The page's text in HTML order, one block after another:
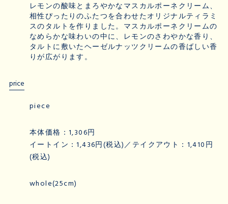
レモンの酸味とまろやかなマスカルポーネクリーム、
相性ぴったりのふたつを合わせたオリジナルティラミ
スのタルトを作りました。マスカルポーネクリームの
なめらかな味わいの中に、レモンのさわやかな香り、
タルトに敷いたヘーゼルナッツクリームの香ばしい香
りが広がります。
price
piece
本体価格：1,306円
イートイン：1,436円(税込)／テイクアウト：1,410円
(税込)
whole(25cm)